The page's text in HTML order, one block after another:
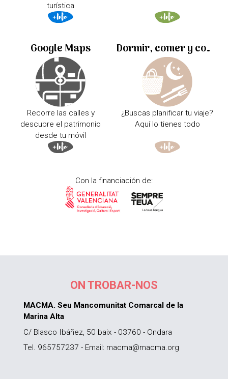
turística
Google Maps
Recorre las calles y
descubre el patrimonio
desde tu móvil
Dormir, comer y comprar
¿Buscas planificar tu viaje?
Aquí lo tienes todo
Con la financiación de:
ON TROBAR-NOS
MACMA. Seu Mancomunitat Comarcal de la
Marina Alta
C/ Blasco Ibáñez, 50 baix - 03760 - Ondara
Tel. 965757237 - Email: macma@macma.org